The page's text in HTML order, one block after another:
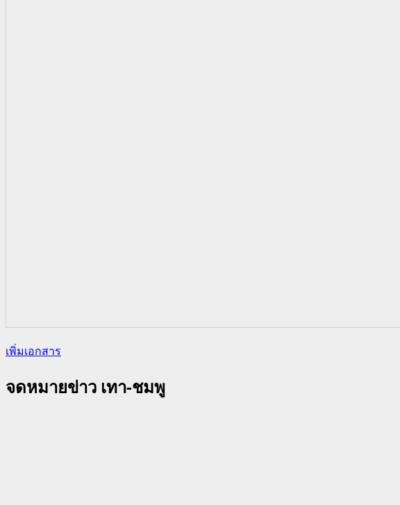
เพิ่มเอกสาร
จดหมายข่าว เทา-ชมพู